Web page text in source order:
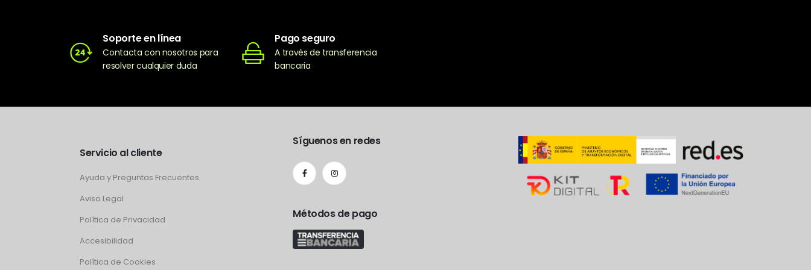
Soporte en línea
Contacta con nosotros para
resolver cualquier duda
Pago seguro
A través de transferencia
bancaria
Servicio al cliente
Ayuda y Preguntas Frecuentes
Aviso Legal
Política de Privacidad
Accesibilidad
Política de Cookies
Síguenos en redes
Métodos de pago